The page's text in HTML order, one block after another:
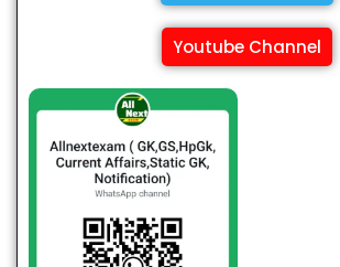
Youtube Channel